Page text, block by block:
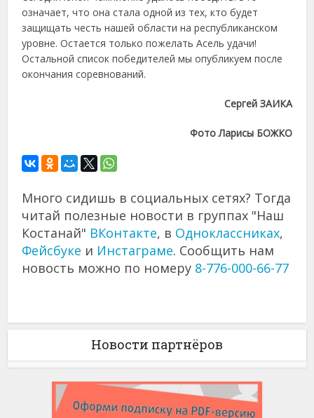
означает, что она стала одной из тех, кто будет
защищать честь нашей области на республиканском
уровне. Остается только пожелать Асель удачи!
Остальной список победителей мы опубликуем после
окончания соревнований.
Сергей ЗАИКА
Фото Ларисы БОЖКО
Много сидишь в социальных сетях? Тогда
читай полезные новости в группах "Наш
Костанай" ВКонтакте, в Одноклассниках,
Фейсбуке и Инстаграме. Сообщить нам
новость можно по номеру 8-776-000-66-77
Новости партнёров